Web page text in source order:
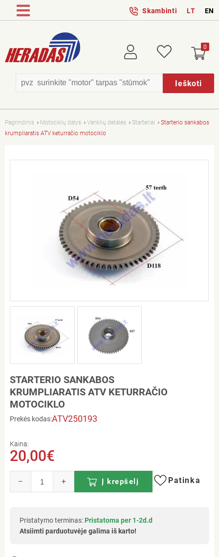
Skambinti LT EN
Ieškoti
Prisijungti Patikusios 0
Pagrindinis Motociklų dalys Variklių detalės Starteriai
Starterio sankabos
krumpliaratis ATV keturračio motociklo
STARTERIO SANKABOS
KRUMPLIARATIS ATV KETURRAČIO
MOTOCIKLO
Prekės kodas:ATV250193
Kaina:
20,00€
– + Į krepšelį Patinka
Pristatymo terminas: Pristatoma per 1-2d.d
Atsiimti parduotuvėje galima iš karto!